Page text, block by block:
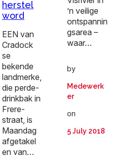
herstel
word
EEN van
Cradock
se
bekende
landmerke,
die perde-
drinkbak in
Frere-
straat, is
Maandag
afgetakel
en van…
’n veilige
ontspannin
gsarea –
waar…
by
Medewerk
er
on
5 July 2018